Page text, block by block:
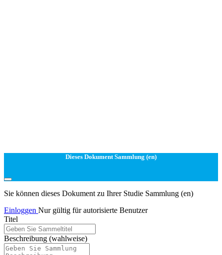
Dieses Dokument Sammlung (en)
Sie können dieses Dokument zu Ihrer Studie Sammlung (en)
Einloggen Nur gültig für autorisierte Benutzer
Titel
Beschreibung (wahlweise)